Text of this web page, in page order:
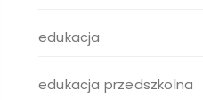
edukacja
edukacja przedszkolna